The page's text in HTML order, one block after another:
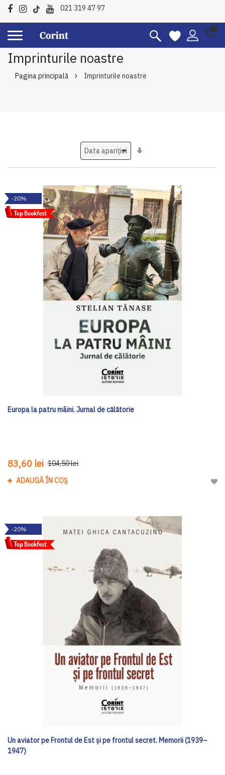
021 319 47 97
Imprinturile noastre
Pagina principală Imprinturile noastre
-20%
Europa la patru mâini. Jurnal de călătorie
83,60 lei 104,50 lei
ADAUGĂ ÎN COȘ
-20%
Un aviator pe Frontul de Est și pe frontul secret. Memorii (1939–
1947)